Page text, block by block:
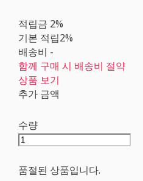
적립금 2%
기본 적립2%
배송비 -
함께 구매 시 배송비 절약
상품 보기
추가 금액
수량
품절된 상품입니다.